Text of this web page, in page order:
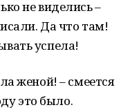
не виделись –
Да что там!
успела!
женой! – смеется
это было.